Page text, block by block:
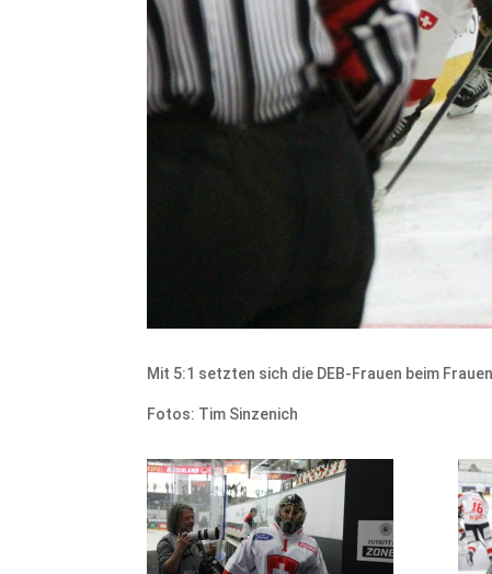
Mit 5:1 setzten sich die DEB-Frauen beim
Fotos: Tim Sinzenich